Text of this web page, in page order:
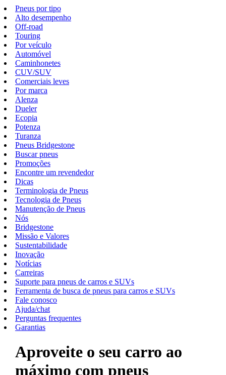
Pneus por tipo
Alto desempenho
Off-road
Touring
Por veículo
Automóvel
Caminhonetes
CUV/SUV
Comerciais leves
Por marca
Alenza
Dueler
Ecopia
Potenza
Turanza
Pneus Bridgestone
Buscar pneus
Promoções
Encontre um revendedor
Dicas
Terminologia de Pneus
Tecnologia de Pneus
Manutenção de Pneus
Nós
Bridgestone
Missão e Valores
Sustentabilidade
Inovação
Notícias
Carreiras
Suporte para pneus de carros e SUVs
Ferramenta de busca de pneus para carros e SUVs
Fale conosco
Ajuda/chat
Perguntas frequentes
Garantias
Aproveite o seu carro ao
máximo com pneus